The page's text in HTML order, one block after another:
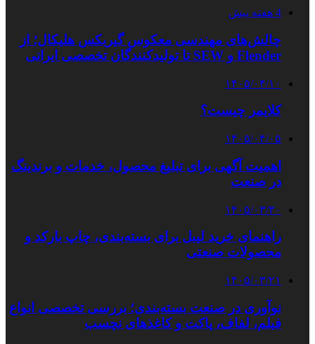
4 هفته پیش
چالش‌های مهندسی معکوس گیربکس هلیکال؛ از
Flender و SEW تا تولیدکنندگان تخصصی ایرانی
۱۴۰۵/۰۴/۱۰
کلایمر چیست؟
۱۴۰۵/۰۴/۰۵
اهمیت آگهی برای تبلیغ محصول، خدمات و برندینگ
در صنعت
۱۴۰۵/۰۳/۳۰
راهنمای خرید لیبل برای بسته‌بندی، چاپ بارکد و
محصولات صنعتی
۱۴۰۵/۰۳/۲۱
نوآوری در صنعت بسته‌بندی؛ بررسی تخصصی انواع
فیلم، لفاف، پاکت و کاغذهای نچسب